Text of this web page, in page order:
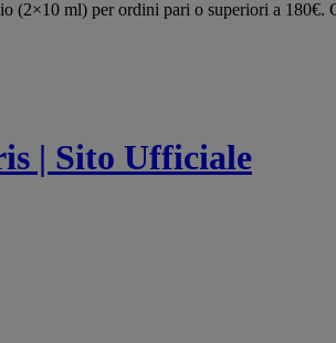
(2×10 ml) per ordini pari o superiori a 180€.
| Sito Ufficiale